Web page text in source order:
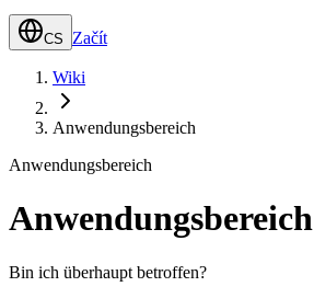
CS Začít
Wiki
Anwendungsbereich
Anwendungsbereich
Anwendungsbereich
Bin ich überhaupt betroffen?